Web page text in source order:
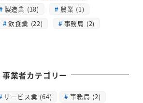
製造業 (18)
農業 (1)
飲食業 (22)
事務局 (2)
事業者カテゴリー
サービス業 (64) 事務局 (2)